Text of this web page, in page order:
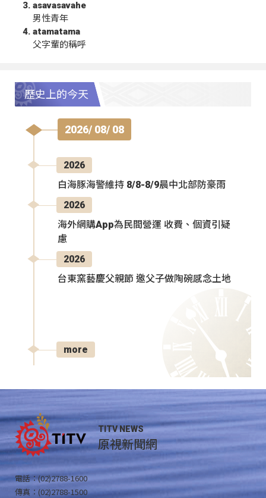
asavasavahe
男性青年
atamatama
父字輩的稱呼
歷史上的今天
2026/ 08/ 08
2026
白海豚海警維持 8/8-8/9晨中北部防豪雨
2026
海外網購App為民間營運 收費、個資引疑
慮
2026
台東窯藝慶父親節 邀父子做陶碗感念土地
more
TITV NEWS
原視新聞網
電話：(02)2788-1600
傳真：(02)2788-1500